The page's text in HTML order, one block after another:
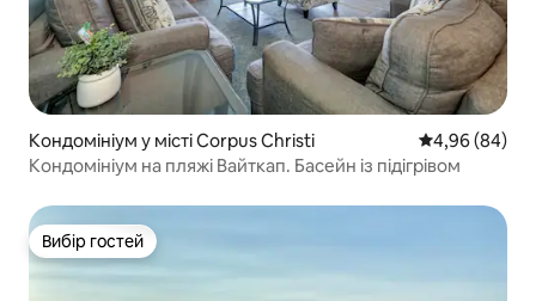
Кондомініум у місті Corpus Christi Середня
4,96 (84)
Кондомініум на пляжі Вайткап. Басейн із підігрівом
Вибір гостей
Вибір гостей